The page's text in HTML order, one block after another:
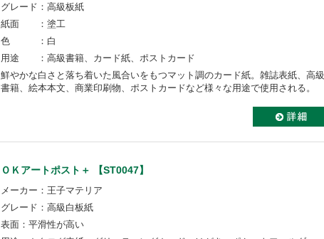
グレード：高級板紙
紙面 ：塗工
色 ：白
用途 ：高級書籍、カード紙、ポストカード
鮮やかな白さと落ち着いた風合いをもつマット調のカード紙。雑誌表紙、高級
書籍、絵本本文、商業印刷物、ポストカードなど様々な用途で使用される。
ＯＫアートポスト＋ 【ST0047】
メーカー：王子マテリア
グレード：高級白板紙
表面：平滑性が高い